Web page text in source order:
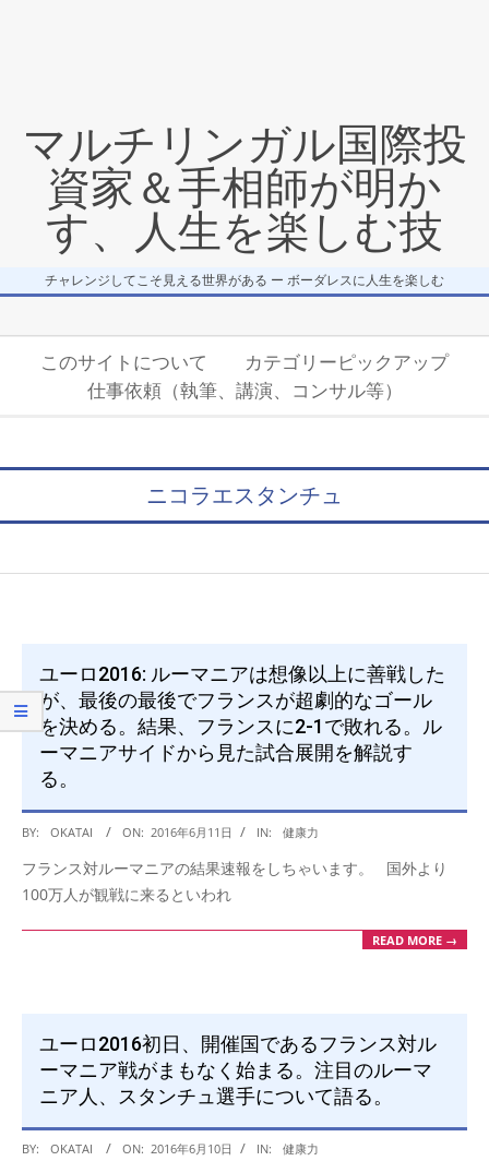
マルチリンガル国際投
資家＆手相師が明か
す、人生を楽しむ技
チャレンジしてこそ見える世界がある ー ボーダレスに人生を楽しむ
Navigationこのサイトについて
カテゴリーピックアップ
仕事依頼（執筆、講演、コンサル等）
ニコラエスタンチュ
ユーロ2016: ルーマニアは想像以上に善戦した
が、最後の最後でフランスが超劇的なゴール
を決める。結果、フランスに2-1で敗れる。ル
ーマニアサイドから見た試合展開を解説す
る。
2016-
11
BY: OKATAI ON: 2016年6月11日 IN: 健康力
フランス対ルーマニアの結果速報をしちゃいます。 国外より
100万人が観戦に来るといわれ
READ MORE →
ユーロ2016初日、開催国であるフランス対ル
ーマニア戦がまもなく始まる。注目のルーマ
ニア人、スタンチュ選手について語る。
2016-
BY: OKATAI ON: 2016年6月10日 IN: 健康力